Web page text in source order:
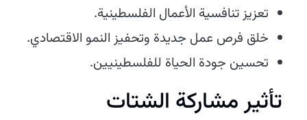
تعزيز تنافسية الأعمال الفلسطينية.
خلق فرص عمل جديدة وتحفيز النمو الاقتصادي.
تحسين جودة الحياة للفلسطينيين.
تأثير مشاركة الشتات